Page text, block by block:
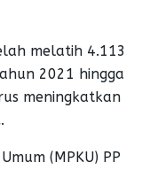
melatih 4.113
2021 hingga
meningkatkan
(MPKU) PP